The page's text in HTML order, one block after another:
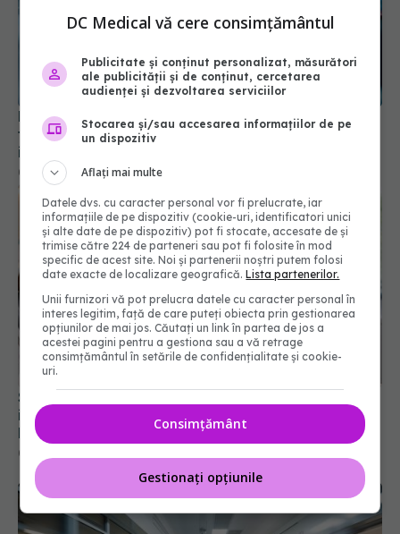
Pacienții ar putea avea acces mai rapid la
tratamente. UNIFARM anunță un parteneriat
important
04 aug 2026, 12:30
Stomatologia digitală: cum schimbă scannerul
intraoral experiența pacientului și precizia
lucrărilor dentare
01 iul 2026, 12:07
DC Medical vă cere consimțământul
Publicitate și conținut personalizat, măsurători
ale publicității și de conținut, cercetarea
audienței și dezvoltarea serviciilor
Stocarea și/sau accesarea informațiilor de pe
un dispozitiv
Aflați mai multe
Datele dvs. cu caracter personal vor fi prelucrate, iar
informațiile de pe dispozitiv (cookie-uri, identificatori unici
și alte date de pe dispozitiv) pot fi stocate, accesate de și
trimise către 224 de parteneri sau pot fi folosite în mod
specific de acest site. Noi și partenerii noștri putem folosi
date exacte de localizare geografică.Lista partenerilor.
Unii furnizori vă pot prelucra datele cu caracter personal în
interes legitim, față de care puteți obiecta prin gestionarea
opțiunilor de mai jos. Căutați un link în partea de jos a
acestei pagini pentru a gestiona sau a vă retrage
consimțământul în setările de confidențialitate și cookie-
uri.
Consimțământ
Gestionați opțiunile